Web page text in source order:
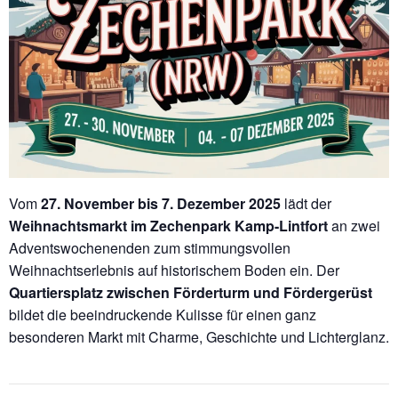
Vom27. November bis 7. Dezember 2025 lädt der
Weihnachtsmarkt im Zechenpark Kamp-Lintfortan zwei
Adventswochenenden zum stimmungsvollen
Weihnachtserlebnis auf historischem Boden ein. Der
Quartiersplatz zwischen Förderturm und Fördergerüst
bildet die beeindruckende Kulisse für einen ganz
besonderen Markt mit Charme, Geschichte und Lichterglanz.